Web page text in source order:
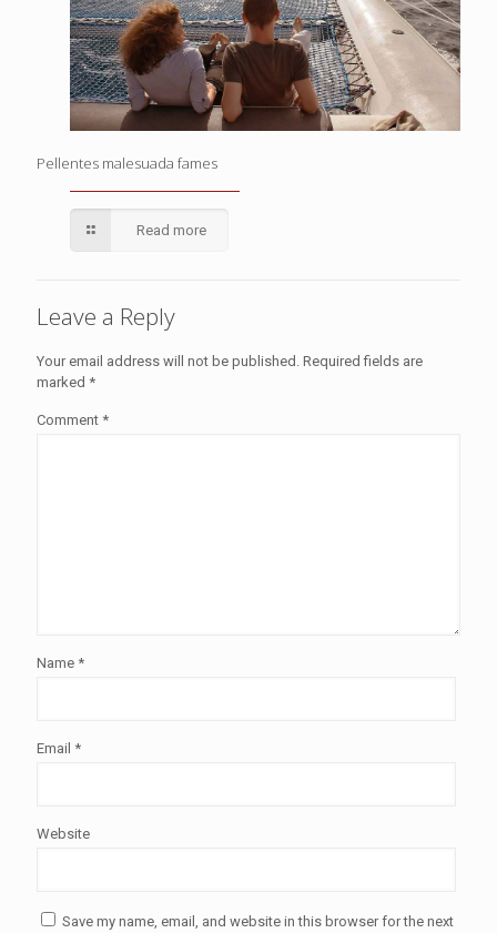
Pellentes malesuada fames
Read more
Leave a Reply
Your email address will not be published. Required fields are
marked *
Comment *
Name *
Email *
Website
Save my name, email, and website in this browser for the next